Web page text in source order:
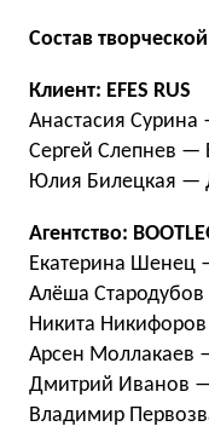
Состав
Клиент: EFES RUS
Анастасия
Сергей Слепнев
Юлия Билецкая —
Агентство:
Екатерина Шенец
Алёша
Никита
Арсен Моллакаев
Дмитрий Иванов
Владимир